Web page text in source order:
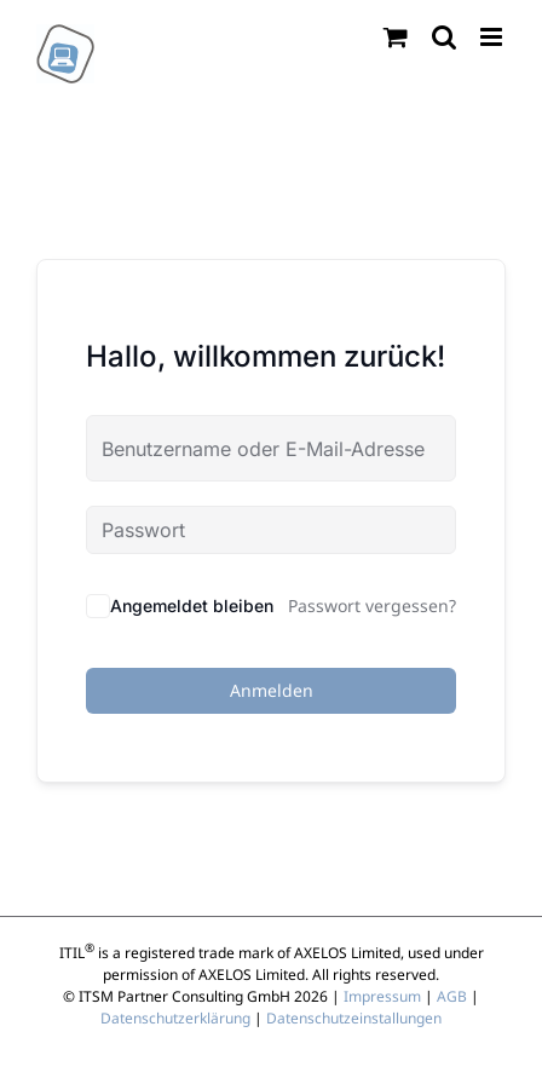
Inhalt
springen
Hallo, willkommen zurück!
Angemeldet bleiben Passwort vergessen?
Anmelden
ITIL®is a registered trade mark of AXELOS Limited, used under
permission of AXELOS Limited. All rights reserved.
© ITSM Partner Consulting GmbH 2026 | Impressum | AGB |
Datenschutzerklärung | Datenschutzeinstallungen